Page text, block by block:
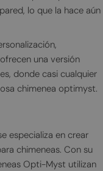
lo que la hace aún
ofrecen una versión
donde casi cualquier
chimenea optimyst.
especializa en crear
chimeneas. Con su
Opti-Myst utilizan